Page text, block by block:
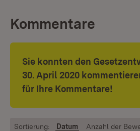
Kommentare
Sie konnten den
30. April 2020
für Ihre Kommentare!
Sortierung: Datum Anzahl der